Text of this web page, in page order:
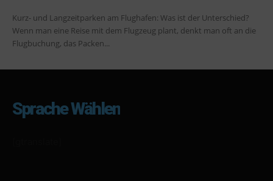
Kurz- und Langzeitparken am Flughafen: Was ist der Unterschied?
Wenn man eine Reise mit dem Flugzeug plant, denkt man oft an die
Flugbuchung, das Packen...
Sprache Wählen